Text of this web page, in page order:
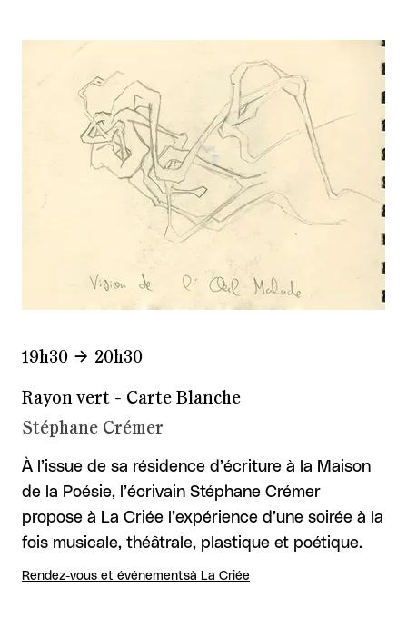
Rayon vert - Carte Blanche
Stéphane Crémer
19h30 20h30
À l’issue de sa résidence d’écriture à la Maison
de la Poésie, l’écrivain Stéphane Crémer
propose à La Criée l’expérience d’une soirée à la
fois musicale, théâtrale, plastique et poétique.
Rendez-vous et événementsà La Criée